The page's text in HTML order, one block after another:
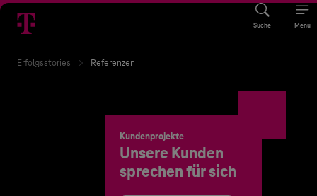
Suche Menü
Erfolgsstories Referenzen
Kundenprojekte
Unsere Kunden
sprechen für sich